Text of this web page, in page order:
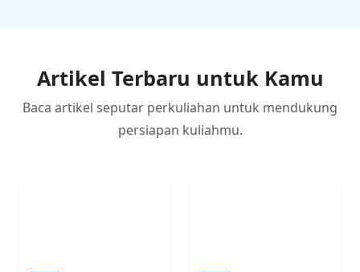
Artikel Terbaru untuk Kamu
Baca artikel seputar perkuliahan untuk mendukung
persiapan kuliahmu.